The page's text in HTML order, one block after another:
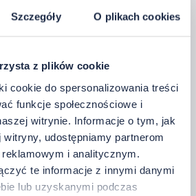
Szczegóły O plikach cookies
z plików cookie
cookie do spersonalizowania treści
funkcje społecznościowe i
witrynie. Informacje o tym, jak
udostępniamy partnerom
i analitycznym.
te informacje z innymi danymi
lub uzyskanymi podczas
-25~70°C
W
12
techniczna
8.5 A
90~264 V AC
190 x 52 x 37 mm